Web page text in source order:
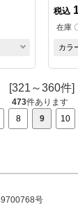
税込
在庫
カラ
[321～360件]
473件あります
8 9 10
号